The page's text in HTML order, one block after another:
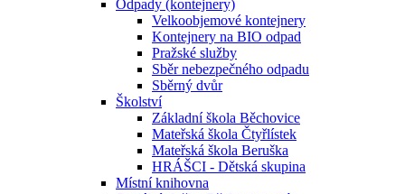
Odpady (kontejnery)
Velkoobjemové kontejnery
Kontejnery na BIO odpad
Pražské služby
Sběr nebezpečného odpadu
Sběrný dvůr
Školství
Základní škola Běchovice
Mateřská škola Čtyřlístek
Mateřská škola Beruška
HRÁŠCI - Dětská skupina
Místní knihovna